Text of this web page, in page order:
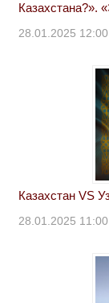
Казахстана?».
28.01.2025 12:00
Казахстан VS
28.01.2025 11:00